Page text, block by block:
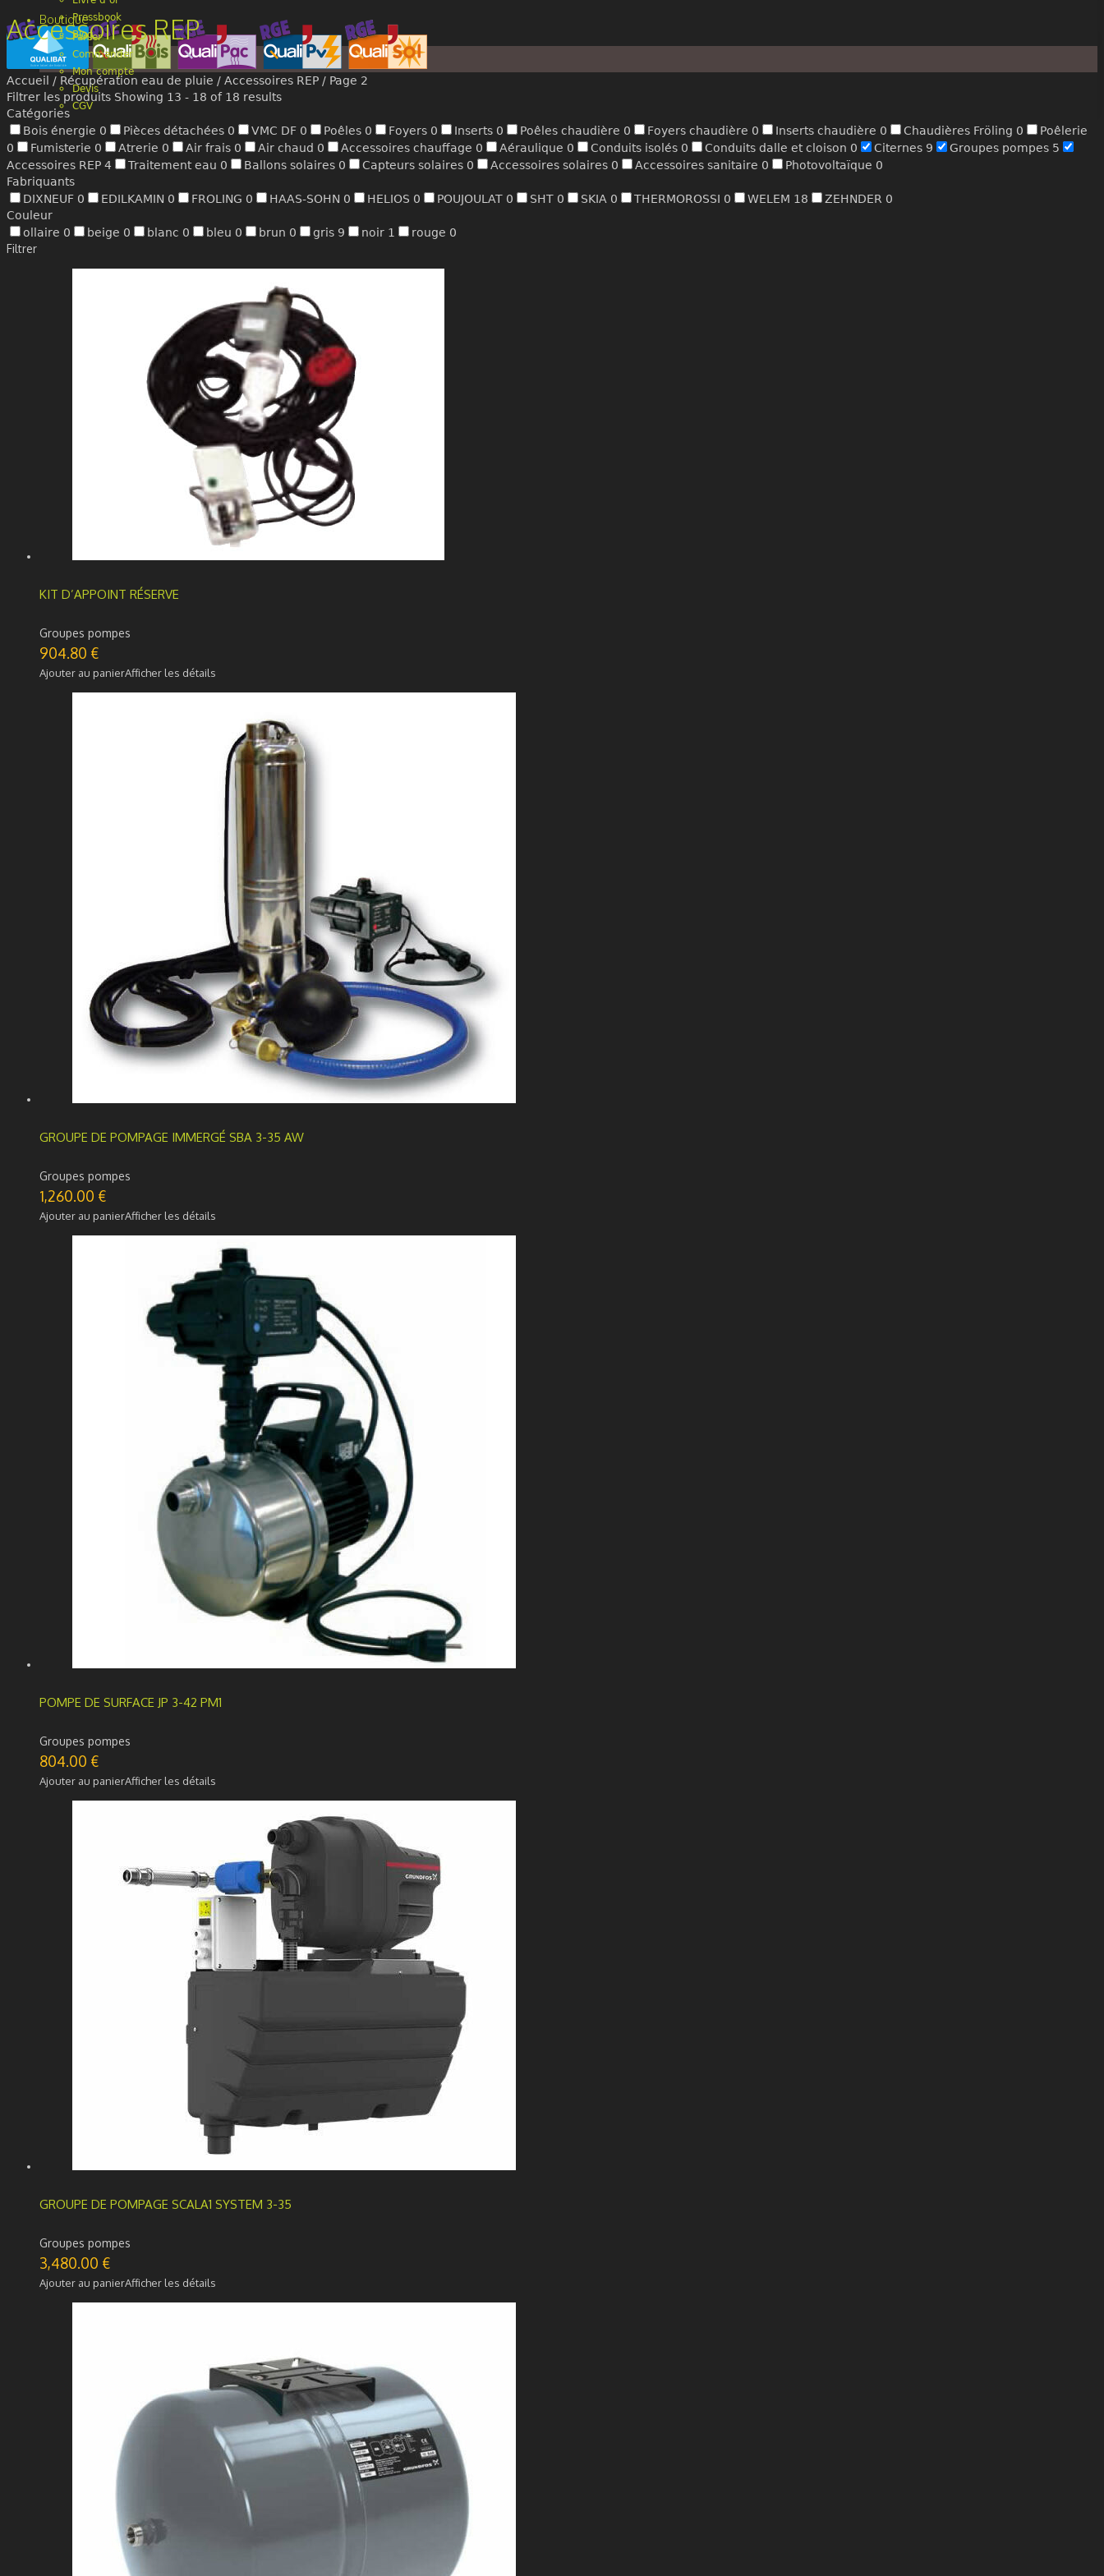
Pressbook
Blog
Boutique
Panier
Commander
Mon compte
Devis
CGV
Accessoires REP
Accueil / Récupération eau de pluie / Accessoires REP / Page 2
Filtrer les produits Showing 13 - 18 of 18 results
Catégories
Bois énergie 0 Pièces détachées 0 VMC DF 0 Poêles 0 Foyers 0 Inserts 0 Poêles chaudière 0 Foyers chaudière 0 Inserts chaudière 0 Chaudières Fröling 0
Poêlerie
0
Fumisterie 0 Atrerie 0 Air frais 0 Air chaud 0 Accessoires chauffage 0 Aéraulique 0 Conduits isolés 0 Conduits dalle et cloison 0 Citernes 9 Groupes pompes 5
Accessoires REP 4 Traitement eau 0 Ballons solaires 0 Capteurs solaires 0 Accessoires solaires 0 Accessoires sanitaire 0 Photovoltaïque 0
Fabriquants
DIXNEUF 0 EDILKAMIN 0 FROLING 0 HAAS-SOHN 0 HELIOS 0 POUJOULAT 0 SHT 0 SKIA 0 THERMOROSSI 0 WELEM 18 ZEHNDER 0
Couleur
ollaire 0 beige 0 blanc 0 bleu 0 brun 0 gris 9 noir 1 rouge 0
Filtrer
KIT D’APPOINT RÉSERVE
Groupes pompes
904.80 €
Ajouter au panierAfficher les détails
GROUPE DE POMPAGE IMMERGÉ SBA 3-35 AW
Groupes pompes
1,260.00 €
Ajouter au panierAfficher les détails
POMPE DE SURFACE JP 3-42 PM1
Groupes pompes
804.00 €
Ajouter au panierAfficher les détails
GROUPE DE POMPAGE SCALA1 SYSTEM 3-35
Groupes pompes
3,480.00 €
Ajouter au panierAfficher les détails